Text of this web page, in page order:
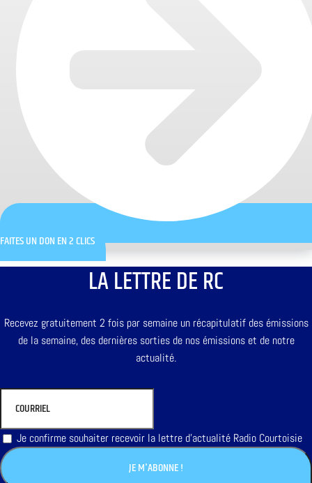
FAITES UN DON EN 2 CLICS
LA LETTRE DE RC
Recevez gratuitement 2 fois par semaine un récapitulatif des émissions
de la semaine, des dernières sorties de nos émissions et de notre
actualité.
Je confirme souhaiter recevoir la lettre d'actualité Radio Courtoisie